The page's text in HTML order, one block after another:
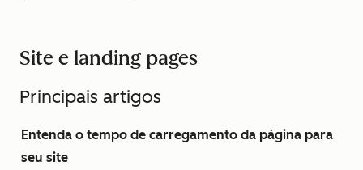
Site e landing pages
Principais artigos
Entenda o tempo de carregamento da página para
seu site